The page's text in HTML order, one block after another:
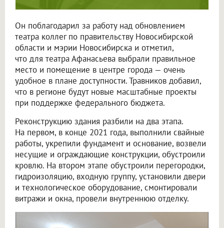
Он поблагодарил за работу над обновлением
театра коллег по правительству Новосибирской
области и мэрии Новосибирска и отметил,
что для театра Афанасьева выбрали правильное
место и помещение в центре города — очень
удобное в плане доступности. Травников добавил,
что в регионе будут новые масштабные проекты
при поддержке федерального бюджета.
Реконструкцию здания разбили на два этапа.
На первом, в конце 2021 года, выполнили свайные
работы, укрепили фундамент и основание, возвели
несущие и ограждающие конструкции, обустроили
кровлю. На втором этапе обустроили перегородки,
гидроизоляцию, входную группу, установили двери
и технологическое оборудование, смонтировали
витражи и окна, провели внутреннюю отделку.